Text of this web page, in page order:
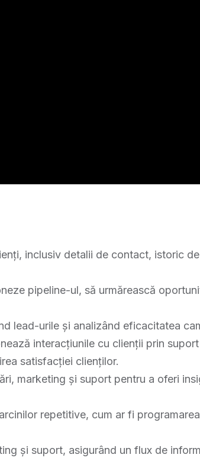
inclusiv detalii de contact, istoric
pipeline-ul, să urmărească
lead-urile și analizând eficacitatea
interacțiunile cu clienții prin
satisfacției clienților.
marketing și suport pentru a oferi
repetitive, cum ar fi
și suport, asigurând un flux de